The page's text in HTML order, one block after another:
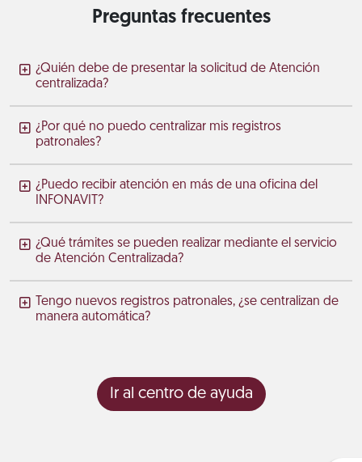
Preguntas frecuentes
¿Quién debe de presentar la solicitud de Atención
centralizada?
¿Por qué no puedo centralizar mis registros
patronales?
¿Puedo recibir atención en más de una oficina del
INFONAVIT?
¿Qué trámites se pueden realizar mediante el servicio
de Atención Centralizada?
Tengo nuevos registros patronales, ¿se centralizan de
manera automática?
Ir al centro de ayuda